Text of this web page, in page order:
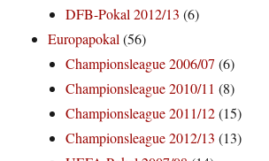
DFB-Pokal 2012/13 (6)
Europapokal(56)
Championsleague 2006/07 (6)
Championsleague 2010/11 (8)
Championsleague 2011/12(15)
Championsleague 2012/13 (13)